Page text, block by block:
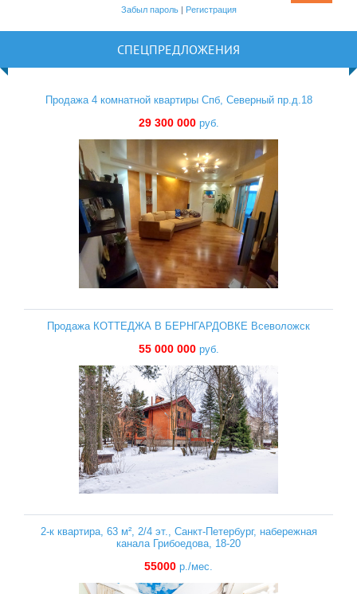
Забыл пароль| Регистрация
СПЕЦПРЕДЛОЖЕНИЯ
Продажа 4 комнатной квартиры Спб, Северный пр.д.18
29 300 000руб.
Продажа КОТТЕДЖА В БЕРНГАРДОВКЕ Всеволожск
55 000 000руб.
2-к квартира, 63 м², 2/4 эт., Санкт-Петербург, набережная
канала Грибоедова, 18-20
55000 р./мес.